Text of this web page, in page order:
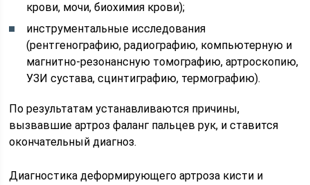
крови, мочи, биохимия крови);
инструментальные исследования
(рентгенографию, радиографию, компьютерную и
магнитно-резонансную томографию, артроскопию,
УЗИ сустава, сцинтиграфию, термографию).
По результатам устанавливаются причины,
вызвавшие артроз фаланг пальцев рук, и ставится
окончательный диагноз.
Диагностика деформирующего артроза кисти и